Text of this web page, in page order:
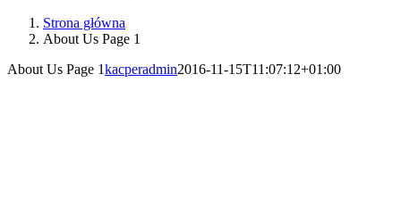
Strona główna
About Us Page 1
About Us Page 1kacperadmin2016-11-15T11:07:12+01:00